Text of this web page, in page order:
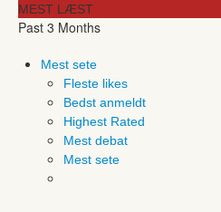
MEST LÆST
Past 3 Months
Mest sete
Fleste likes
Bedst anmeldt
Highest Rated
Mest debat
Mest sete